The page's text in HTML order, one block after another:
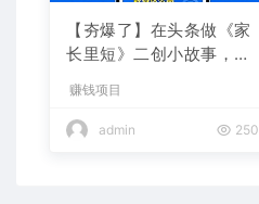
【夯爆了】在头条做《家
长里短》二创小故事，这
赚钱项目
admin 250